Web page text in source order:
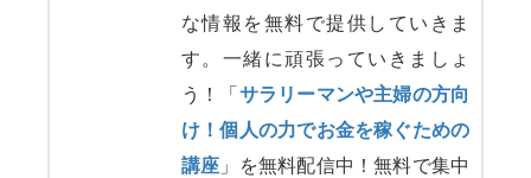
な情報を無料で提供していきま
す。一緒に頑張っていきましょ
う！「 サラリーマンや主婦の方向
け！個人の力でお金を稼ぐための
講座 」を無料配信中！無料で集中